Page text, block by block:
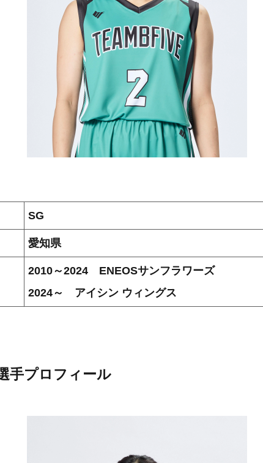
SG
愛知県
2010～2024 ENEOSサンフラワーズ
2024～ アイシン ウィングス
手プロフィール